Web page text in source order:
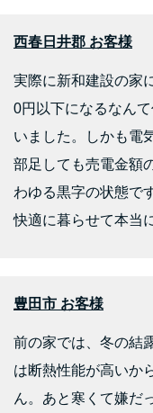
西春日井郡 お客様
実際に新和建設の家
0円以下になるなん
いました。しかも電
部足しても売電金額
わゆる黒字の状態で
快適に暮らせて本当
豊田市 お客様
前の家では、冬の結
は断熱性能が高いか
ん。あと寒くて嫌だ